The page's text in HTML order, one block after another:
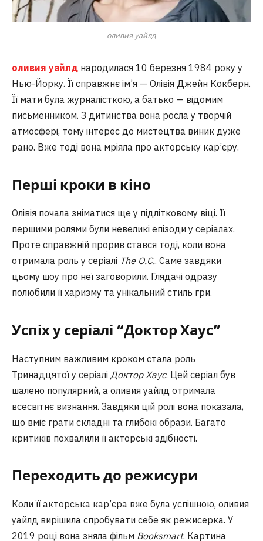
оливия уайлд
оливия уайлд народилася 10 березня 1984 року у
Нью-Йорку. Її справжнє ім’я — Олівія Джейн Кокберн.
Її мати була журналісткою, а батько — відомим
письменником. З дитинства вона росла у творчій
атмосфері, тому інтерес до мистецтва виник дуже
рано. Вже тоді вона мріяла про акторську кар’єру.
Перші кроки в кіно
Олівія почала зніматися ще у підлітковому віці. Її
першими ролями були невеликі епізоди у серіалах.
Проте справжній прорив стався тоді, коли вона
отримала роль у серіалі The O.C.. Саме завдяки
цьому шоу про неї заговорили. Глядачі одразу
полюбили її харизму та унікальний стиль гри.
Успіх у серіалі “Доктор Хаус”
Наступним важливим кроком стала роль
Тринадцятої у серіалі Доктор Хаус. Цей серіал був
шалено популярний, а оливия уайлд отримала
всесвітнє визнання. Завдяки цій ролі вона показала,
що вміє грати складні та глибокі образи. Багато
критиків похвалили її акторські здібності.
Переходить до режисури
Коли її акторська кар’єра вже була успішною, оливия
уайлд вирішила спробувати себе як режисерка. У
2019 році вона зняла фільм Booksmart. Картина